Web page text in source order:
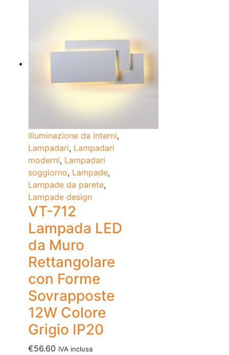
Illuminazione da interni,
Lampadari, Lampadari
moderni, Lampadari
soggiorno, Lampade,
Lampade da parete,
Lampade design
VT-712
Lampada LED
da Muro
Rettangolare
con Forme
Sovrapposte
12W Colore
Grigio IP20
€56.60 IVA inclusa